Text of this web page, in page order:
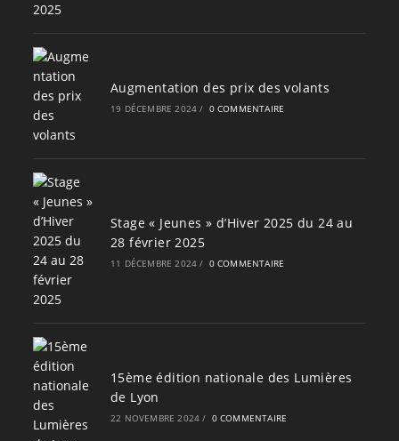
Augmentation des prix des volants
19 DÉCEMBRE 2024 / 0 COMMENTAIRE
Stage « Jeunes » d’Hiver 2025 du 24 au
28 février 2025
11 DÉCEMBRE 2024 / 0 COMMENTAIRE
15ème édition nationale des Lumières
de Lyon
22 NOVEMBRE 2024 / 0 COMMENTAIRE